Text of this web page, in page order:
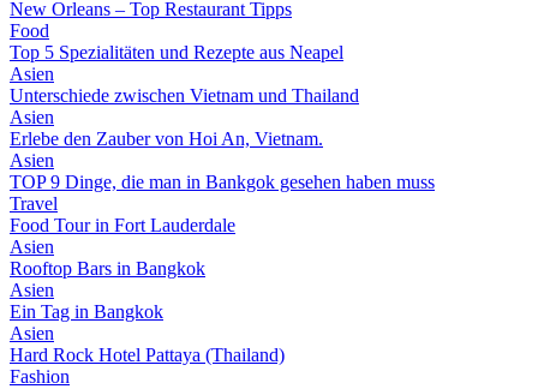
New Orleans – Top Restaurant Tipps
Food
Top 5 Spezialitäten und Rezepte aus Neapel
Asien
Unterschiede zwischen Vietnam und Thailand
Asien
Erlebe den Zauber von Hoi An, Vietnam.
Asien
TOP 9 Dinge, die man in Bankgok gesehen haben muss
Travel
Food Tour in Fort Lauderdale
Asien
Rooftop Bars in Bangkok
Asien
Ein Tag in Bangkok
Asien
Hard Rock Hotel Pattaya (Thailand)
Fashion